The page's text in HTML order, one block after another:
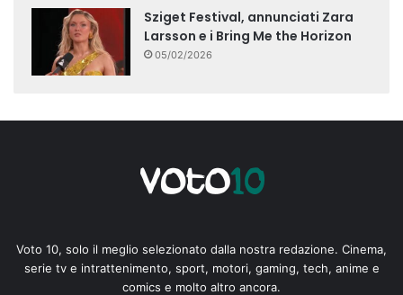
Sziget Festival, annunciati Zara
Larsson e i Bring Me the Horizon
05/02/2026
Voto 10, solo il meglio selezionato dalla nostra redazione. Cinema,
serie tv e intrattenimento, sport, motori, gaming, tech, anime e
comics e molto altro ancora.